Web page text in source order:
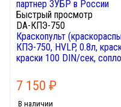
Быстрый просмотр
DA-КПЭ-750
Краскопульт
КПЭ-750, HVLP, 0.8л,
краски 100 DIN/сек,
7 150 ₽
В наличии